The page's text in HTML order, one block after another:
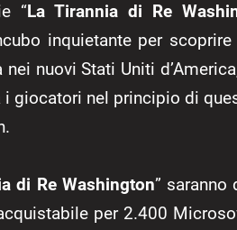
“La Tirannia di Re
inquietante per
nuovi Stati Uniti
i giocatori nel principio di
di Re Washington”
per 2.400